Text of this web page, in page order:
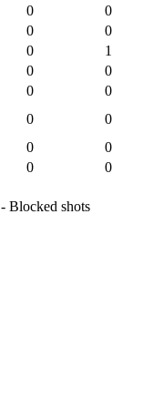
0 0
0 0
0 1
0 0
0 0
0 0
0 0
0 0
- Blocked shots